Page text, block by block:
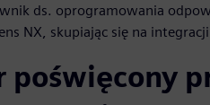
ds. oprogramowania
NX, skupiając się na
poświęcony